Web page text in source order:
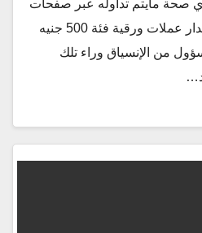
صحة مايتم تداوله عبر صفحات
التواصل الاجتماعي عن إصدار عملات ورقية فئة 500 جنيه
من الإنسياق وراء تلك